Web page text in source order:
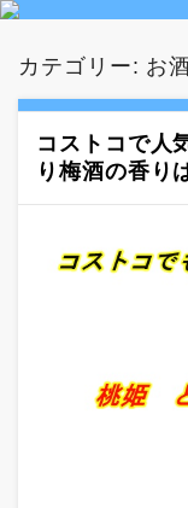
カテゴリー: お酒
コストコで人
り梅酒の香り